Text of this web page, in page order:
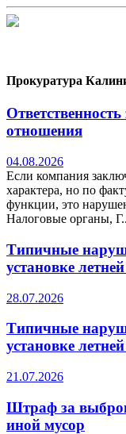
Прокуратура
отношения
04.08.2026
Если компания
характера, но по
функции, это
Налоговые органы,
Типичные
установке
28.07.2026
Типичные
установке
21.07.2026
Штраф за
иной мусор